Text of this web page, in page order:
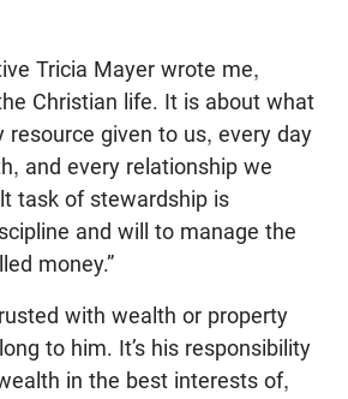
Tricia Mayer wrote me,
Christian life. It is about what
resource given to us, every day
and every relationship we
task of stewardship is
and will to manage the
money.”
with wealth or property
to him. It’s his responsibility
in the best interests of,